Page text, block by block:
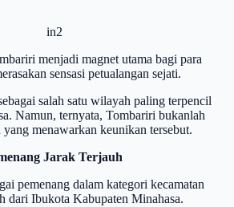
in2
menjadi magnet utama bagi para
sensasi petualangan sejati.
salah satu wilayah paling terpencil
Namun, ternyata, Tombariri bukanlah
yang menawarkan keunikan tersebut.
Jarak Terjauh
pemenang dalam kategori kecamatan
dari Ibukota Kabupaten Minahasa.